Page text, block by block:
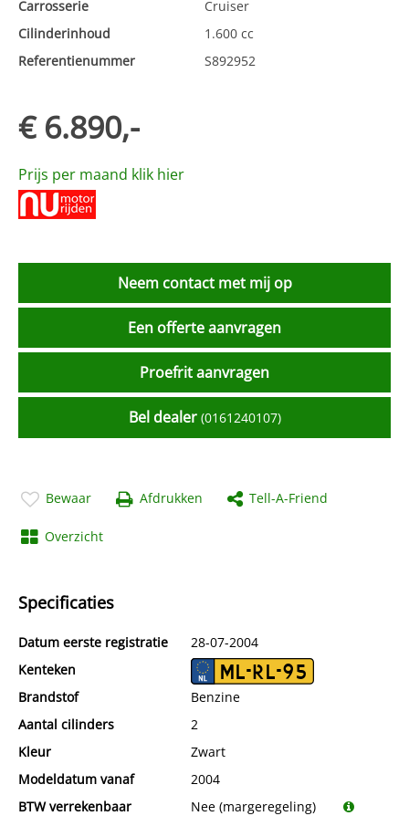
Carrosserie
Cruiser
Cilinderinhoud
1.600 cc
Referentienummer
S892952
€ 6.890,-
Prijs per maand klik hier
Neem contact met mij op
Een offerte aanvragen
Proefrit aanvragen
Bel dealer (0161240107)
Bewaar Afdrukken Tell-A-Friend
Overzicht
Specificaties
Datum eerste registratie
28-07-2004
Kenteken
ML-RL-95
Brandstof
Benzine
Aantal cilinders
2
Kleur
Zwart
Modeldatum vanaf
2004
BTW verrekenbaar
Nee (margeregeling)